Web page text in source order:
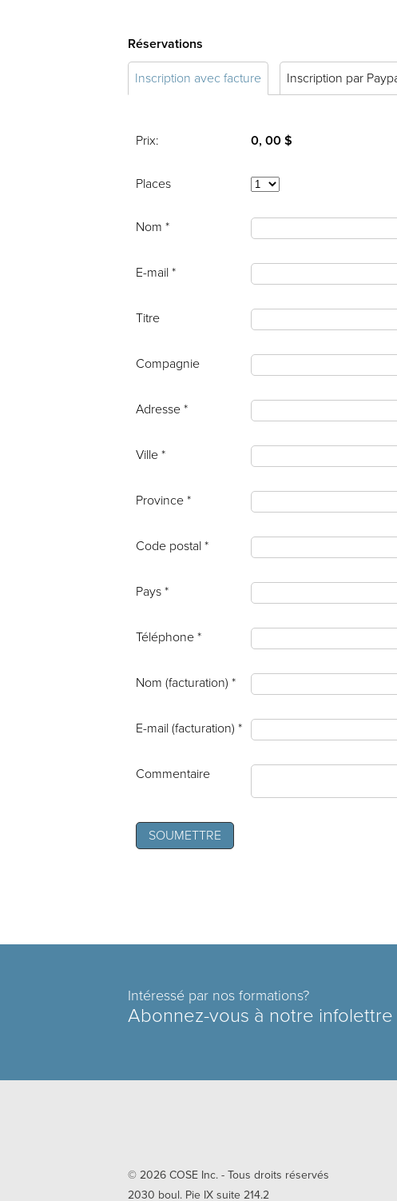
Réservations
Inscription avec facture Inscription par
Prix: 0, 00 $
Places
Nom *
E-mail *
Titre
Compagnie
Adresse *
Ville *
Province *
Code postal *
Pays *
Téléphone *
Nom (facturation) *
E-mail (facturation) *
Commentaire
Intéressé par nos formations?
Abonnez-vous à notre infolettre
© 2026 COSE Inc.- Tous droits réservés
2030 boul. Pie IX suite 214.2